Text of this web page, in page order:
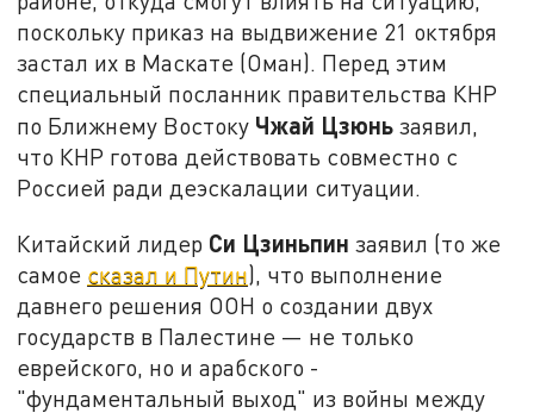
поскольку приказ на выдвижение 21 октября
застал их в Маскате (Оман). Перед этим
специальный посланник правительства КНР
по Ближнему Востоку Чжай Цзюнь заявил,
что КНР готова действовать совместно с
Россией ради деэскалации ситуации.
Китайский лидер Си Цзиньпин заявил (то же
самое сказал и Путин), что выполнение
давнего решения ООН о создании двух
государств в Палестине — не только
еврейского, но и арабского -
"фундаментальный выход" из войны между